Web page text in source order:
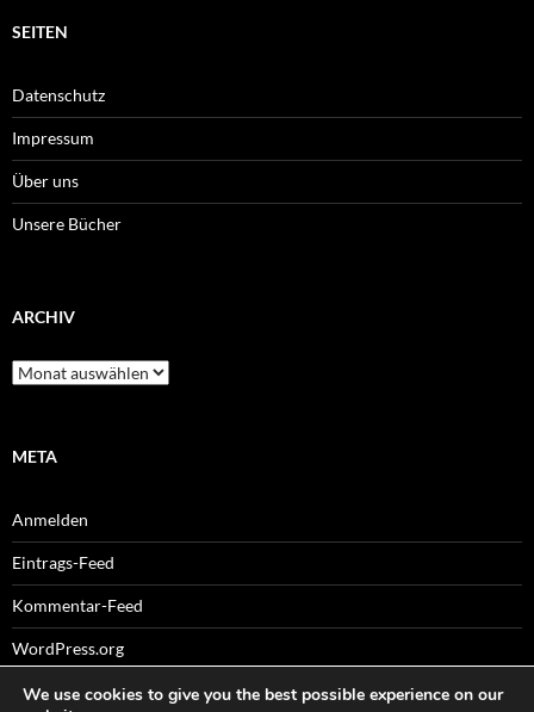
SEITEN
Datenschutz
Impressum
Über uns
Unsere Bücher
ARCHIV
Archiv
META
Anmelden
Eintrags-Feed
Kommentar-Feed
WordPress.org
We use cookies to give you the best possible experience on our